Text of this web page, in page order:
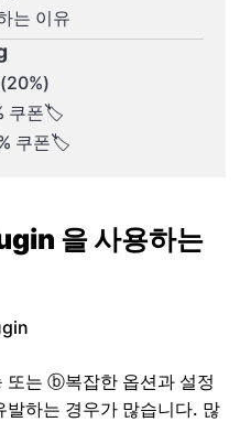
는 이유
쿠폰🏷️
쿠폰🏷️
을 사용하는
는 ⓑ복잡한 옵션과 설정
발하는 경우가 많습니다. 많